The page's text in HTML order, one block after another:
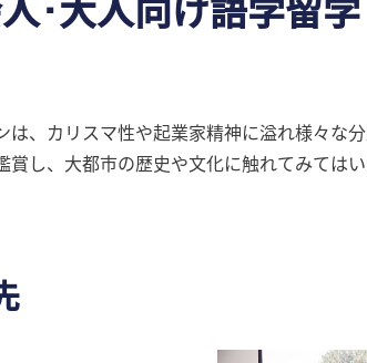
は、カリスマ性や起業家精神に溢れ様々な
し、大都市の歴史や文化に触れてみてはい